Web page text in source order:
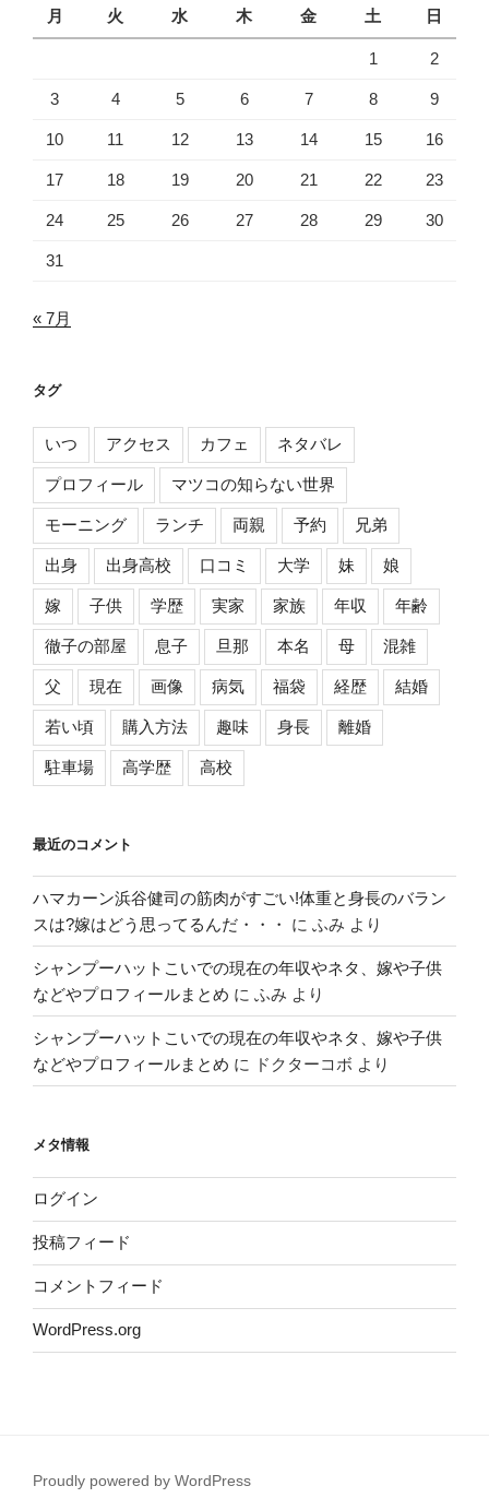
月
火 水 木 金 土 日
1 2
3 4 5 6 7 8 9
10 11 12 13 14 15 16
17 18 19 20 21 22 23
24 25 26 27 28 29 30
31
« 7月
タグ
いつ アクセス カフェ ネタバレ
プロフィール マツコの知らない世界
モーニング ランチ 両親 予約 兄弟
出身 出身高校 口コミ 大学 妹 娘
嫁 子供 学歴 実家 家族 年収 年齢
徹子の部屋 息子 旦那 本名 母 混雑
父 現在 画像 病気 福袋 経歴 結婚
若い頃 購入方法 趣味 身長 離婚
駐車場 高学歴 高校
最近のコメント
ハマカーン浜谷健司の筋肉がすごい!体重と身長のバラン
スは?嫁はどう思ってるんだ・・・
に ふみ より
シャンプーハットこいでの現在の年収やネタ、嫁や子供
などやプロフィールまとめ に ふみ より
シャンプーハットこいでの現在の年収やネタ、嫁や子供
などやプロフィールまとめ に ドクターコボ より
メタ情報
ログイン
投稿フィード
コメントフィード
WordPress.org
Proudly powered by WordPress